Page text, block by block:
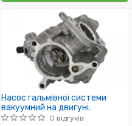
Насос гальмівної системи
вакуумний на двигуні.
0 відгуків